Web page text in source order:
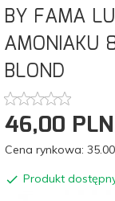
BY FAMA
AMONIAKU
BLOND
46,00 PLN
Cena rynkowa:
Produkt